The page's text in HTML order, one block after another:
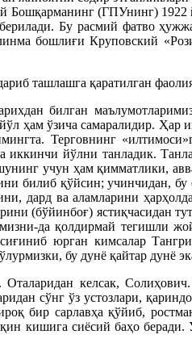
Бошқарманинг (ГПУнинг)
Бу расмий фатво
бошлиғи Круповский
ташлашга қаратилган
билган
ўзича самаралидир. Ҳар
Терговнинг
йўлни танладик.
учун ҳам қимматлики,
билиб қўйсин; учинчидан,
дард ва аламларини
(бўйинбоғ)
да қолдирмай тегишли
юрган кимсалар
бу дунё қайтар дунё
келсак,
сўнг ўз устозлари,
бир сарлавҳа қўйиб,
кишига сиёсий баҳо